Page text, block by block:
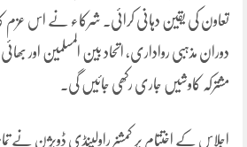
تعاون کی یقین دہانی کرائی۔ شرکاء نے اس عزم کا
دوران مذہبی رواداری، اتحاد بین المسلمین
مشترکہ کاوشیں جاری رکھی جائیں گی۔
اجلاس کے اختتام پر کمشنر راولپنڈی ڈویژن نے